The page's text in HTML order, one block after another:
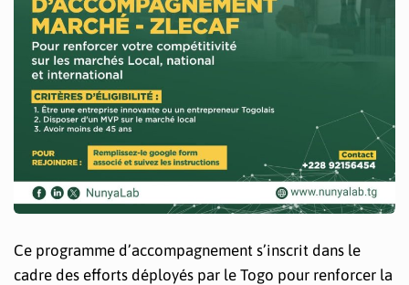
Ce programme d’accompagnement s’inscrit dans le
cadre des efforts déployés par le Togo pour renforcer la